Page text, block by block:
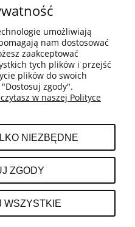
umożliwiają
nam dostosować
zaakceptować
tych plików i przejść
plików do swoich
zgody".
w naszej Polityce
NIEZBĘDNE
ZGODY
WSZYSTKIE